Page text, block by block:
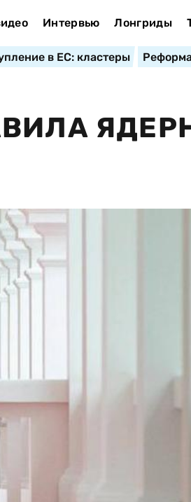
Интервью Лонгриды
в ЕС: кластеры